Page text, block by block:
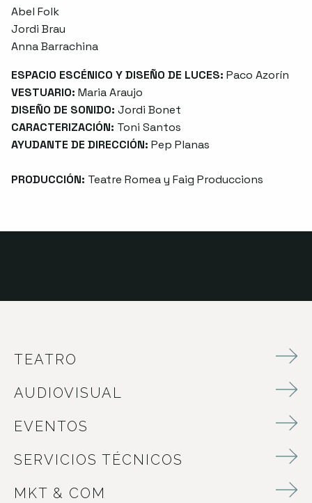
Abel Folk
Jordi Brau
Anna Barrachina
ESPACIO ESCÉNICO Y DISEÑO DE LUCES: Paco Azorín
VESTUARIO: Maria Araujo
DISEÑO DE SONIDO: Jordi Bonet
CARACTERIZACIÓN: Toni Santos
AYUDANTE DE DIRECCIÓN: Pep Planas
PRODUCCIÓN: Teatre Romea y Faig Produccions
TEATRO
AUDIOVISUAL
EVENTOS
SERVICIOS TÉCNICOS
MKT & COM